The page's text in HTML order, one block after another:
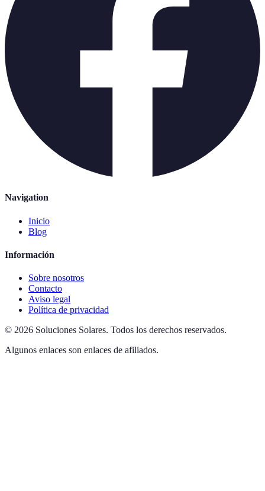
Navigation
Inicio
Blog
Información
Sobre nosotros
Contacto
Aviso legal
Política de privacidad
© 2026 Soluciones Solares. Todos los derechos reservados.
Algunos enlaces son enlaces de afiliados.